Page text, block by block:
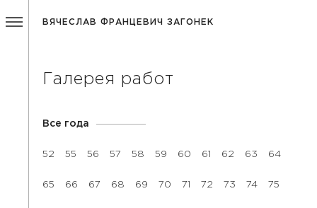
ВЯЧЕСЛАВ ФРАНЦЕВИЧ ЗАГОНЕК
Галерея работ
Все года
52 55 56 57 58 59 60 61 62 63 64
65 66 67 68 69 70 71 72 73 74 75